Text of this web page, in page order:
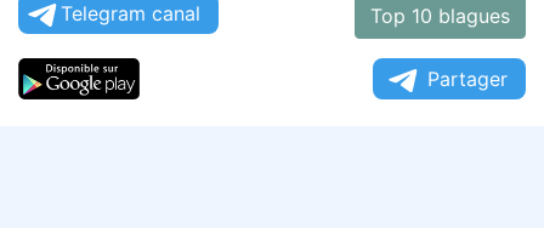
Telegram canal Top 10 blagues
Partager